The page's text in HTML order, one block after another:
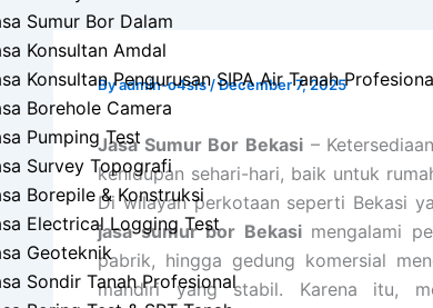
Sumur Bor Dalam
Konsultan Amdal
Konsultan Pengurusan SIPA Air Tanah
Borehole Camera
Pumping Test
Survey Topografi
Borepile & Konstruksi
Electrical Logging Test
Geoteknik
Sondir Tanah Profesional
Byadmin-o4sIs/December 7, 2025
Jasa Sumur Bor Bekasi–
kehidupan sehari-hari, baik untuk
Di wilayah perkotaan seperti Bekasi
jasa sumur bor Bekasimengalami
pabrik, hingga gedung komersial
mandiri yang stabil. Karena itu,